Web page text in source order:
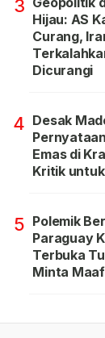
3
Hijau: AS
Curang,
Dicurangi
4 Desak
Emas di
Kritik
5 Polemik
Paraguay
Terbuka
Minta Maaf